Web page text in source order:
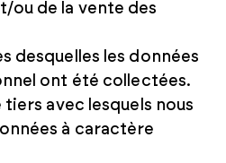
ou de la vente des
desquelles les données
ont été collectées.
avec lesquels nous
à caractère